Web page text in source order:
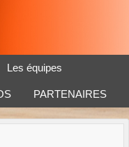
Les équipes
PARTENAIRES